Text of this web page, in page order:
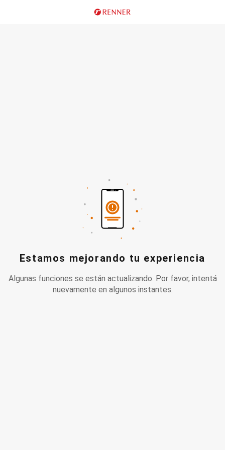
Estamos mejorando tu experiencia
Algunas funciones se están actualizando. Por favor, intentá
nuevamente en algunos instantes.